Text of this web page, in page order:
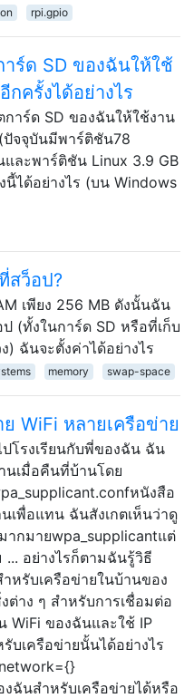
rpi.gpio
ร์ด SD ของฉันให้ใช้
ครั้งได้อย่างไร
าร์ด SD ของฉันให้ใช้งาน
จจุบันมีพาร์ติชัน78
ละพาร์ติชัน Linux 3.9 GB
ได้อย่างไร (บน Windows
สว็อป?
เพียง 256 MB ดังนั้นฉัน
(ทั้งในการ์ด SD หรือที่เก็บ
) ฉันจะตั้งค่าได้อย่างไร
memory swap-space
WiFi หลายเครือข่าย
โรงเรียนกับพี่ของฉัน ฉัน
นเมื่อคืนที่บ้านโดย
หนังสือ
เพื่อแทน ฉันสังเกตเห็นว่าดู
ากมายwpa_supplicantแต่
อย่างไรก็ตามฉันรู้วิธี
หรับเครือข่ายในบ้านของ
ต่าง ๆ สำหรับการเชื่อมต่อ
WiFi ของฉันและใช้ IP
บเครือข่ายนั้นได้อย่างไร
ฉันสำหรับเครือข่ายได้หรือ